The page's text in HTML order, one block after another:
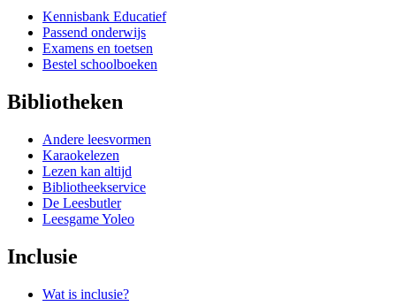
Kennisbank Educatief
Passend onderwijs
Examens en toetsen
Bestel schoolboeken
Bibliotheken
Andere leesvormen
Karaokelezen
Lezen kan altijd
Bibliotheekservice
De Leesbutler
Leesgame Yoleo
Inclusie
Wat is inclusie?